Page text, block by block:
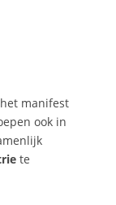
manifest
ook in
te